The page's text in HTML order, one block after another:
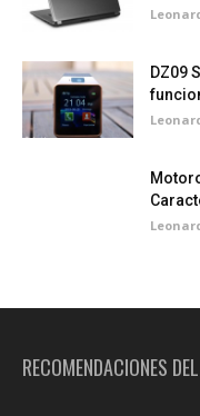
DZ09
RECOMENDACIONES